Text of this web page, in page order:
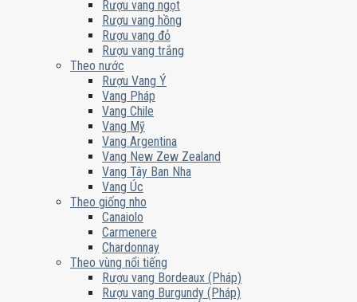
Rượu vang ngọt
Rượu vang hồng
Rượu vang đỏ
Rượu vang trắng
Theo nước
Rượu Vang Ý
Vang Pháp
Vang Chile
Vang Mỹ
Vang Argentina
Vang New Zew Zealand
Vang Tây Ban Nha
Vang Úc
Theo giống nho
Canaiolo
Carmenere
Chardonnay
Theo vùng nổi tiếng
Rượu vang Bordeaux (Pháp)
Rượu vang Burgundy (Pháp)